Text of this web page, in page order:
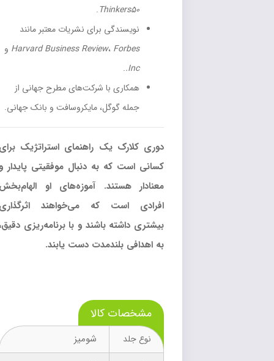
Thinkers50
.
نویسندگی برای نشریات معتبر مانند
Harvard Business Review،
و
همکاری با شرکت‌های مطرح جهانی از
جمله گوگل، مایکروسافت و بانک جهانی.
دوری کلارک یک راهنمای استراتژیک برای
کسانی است که به دنبال موفقیتی پایدار و
معنادار هستند. آموزه‌های او الهام‌بخش
افرادی است که می‌خواهند اثرگذاری
بیشتری داشته باشند و با برنامه‌ریزی دقیق،
به اهدافی بلندمدت دست یابند.
مشخصات کالا
نوع جلد شومیز